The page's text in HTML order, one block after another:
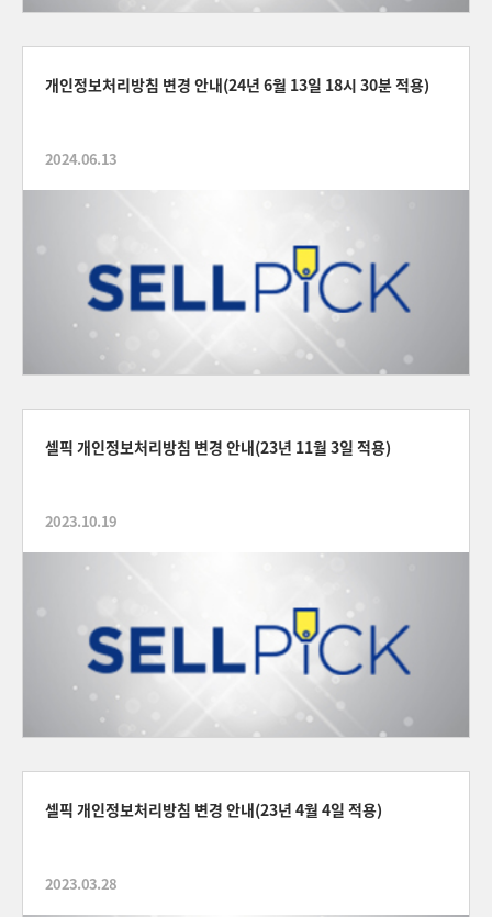
개인정보처리방침 변경 안내(24년 6월 13일 18시 30분 적용)
2024.06.13
셀픽 개인정보처리방침 변경 안내(23년 11월 3일 적용)
2023.10.19
셀픽 개인정보처리방침 변경 안내(23년 4월 4일 적용)
2023.03.28